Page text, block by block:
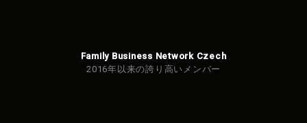
Family Business Network Czech
2016年以来の誇り高いメンバー